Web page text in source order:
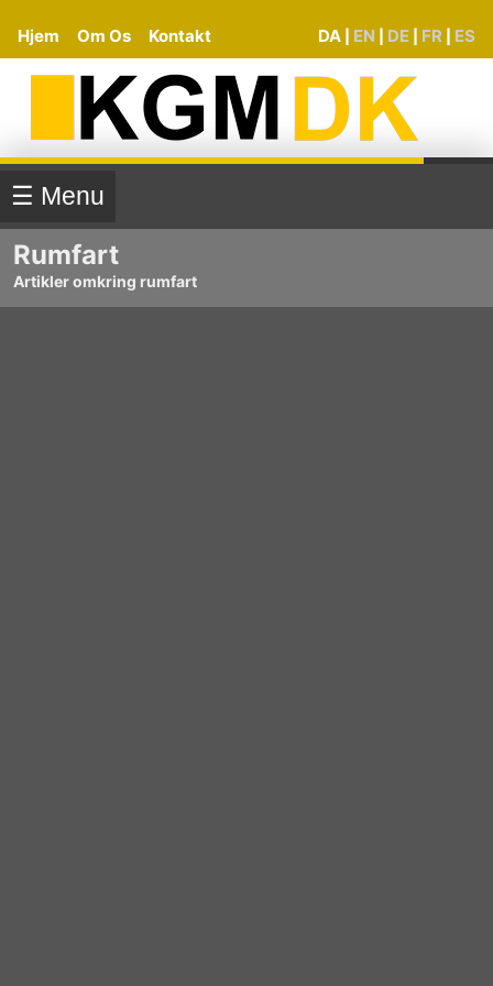
Hjem Om Os Kontakt DA EN DE FR ES
☰ Menu
Rumfart
Artikler omkring rumfart